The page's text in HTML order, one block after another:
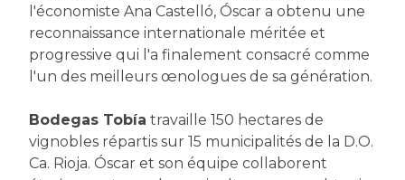
l'économiste Ana Castelló, Óscar a obtenu une
reconnaissance internationale méritée et
progressive qui l'a finalement consacré comme
l'un des meilleurs œnologues de sa génération.
Bodegas Tobía travaille 150 hectares de
vignobles répartis sur 15 municipalités de la D.O.
Ca. Rioja. Óscar et son équipe collaborent